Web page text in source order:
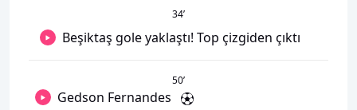
34’
Beşiktaş gole yaklaştı! Top çizgiden çıktı
50’
Gedson Fernandes